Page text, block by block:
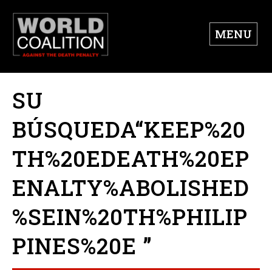
MENU
SU
BÚSQUEDA“KEEP%20
TH%20EDEATH%20EP
ENALTY%ABOLISHED
%SEIN%20TH%PHILIP
PINES%20E ”